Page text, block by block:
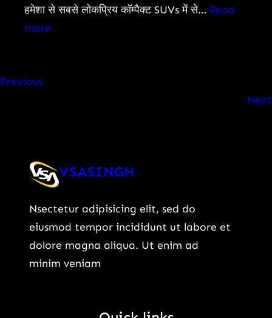
Toll
हमेशा से सबसे लोकप्रिय कॉम्पैक्ट SUVs में से… Read
more
Rs
7.40
Lakh:
जानिए
पूरी
कीमत
Previous
Next
VSASINGH
Nsectetur adipisicing elit, sed do
eiusmod tempor incididunt ut labore et
dolore magna aliqua. Ut enim ad
minim veniam